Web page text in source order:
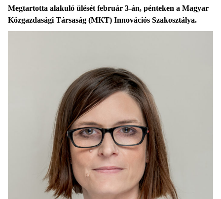
Megtartotta alakuló ülését február 3-án, pénteken a Magyar
Közgazdasági Társaság (MKT) Innovációs Szakosztálya.